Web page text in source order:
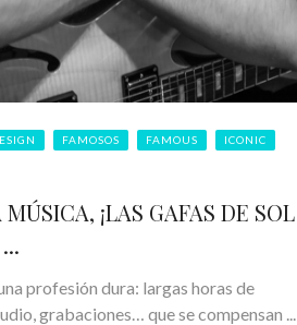
FAMOSOS FAMOUS ICONIC
¡LAS GAFAS DE SOL
profesión dura: largas horas de
grabaciones… que se compensan ...